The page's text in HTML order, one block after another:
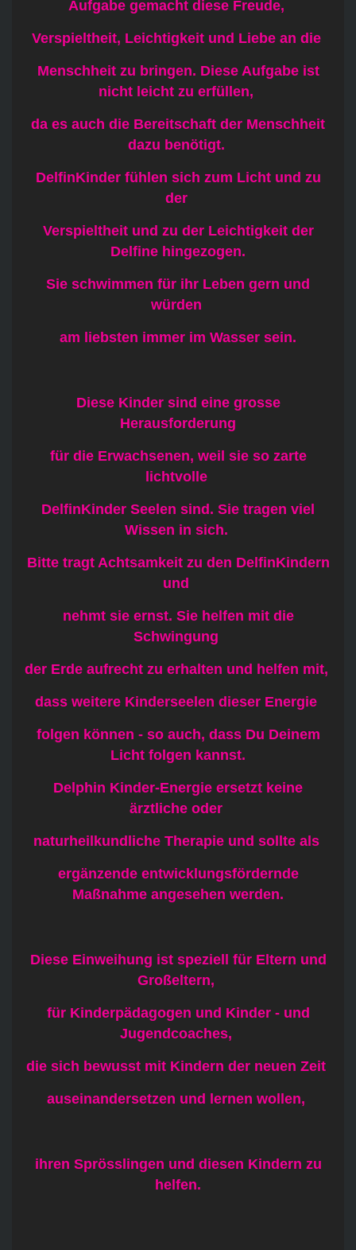
Aufgabe gemacht diese Freude,
Verspieltheit, Leichtigkeit und Liebe an die
Menschheit zu bringen. Diese Aufgabe ist
nicht leicht zu erfüllen,
da es auch die Bereitschaft der Menschheit
dazu benötigt.
DelfinKinder fühlen sich zum Licht und zu
der
Verspieltheit und zu der Leichtigkeit der
Delfine hingezogen.
Sie schwimmen für ihr Leben gern und
würden
am liebsten immer im Wasser sein.
Diese Kinder sind eine grosse
Herausforderung
für die Erwachsenen, weil sie so zarte
lichtvolle
DelfinKinder Seelen sind. Sie tragen viel
Wissen in sich.
Bitte tragt Achtsamkeit zu den DelfinKindern
und
nehmt sie ernst. Sie helfen mit die
Schwingung
der Erde aufrecht zu erhalten und helfen mit,
dass weitere Kinderseelen dieser Energie
folgen können - so auch, dass Du Deinem
Licht folgen kannst.
Delphin Kinder-Energie ersetzt keine
ärztliche oder
naturheilkundliche Therapie und sollte als
ergänzende entwicklungsfördernde
Maßnahme angesehen werden.
Diese Einweihung ist speziell für Eltern und
Großeltern,
für Kinderpädagogen und Kinder - und
Jugendcoaches,
die sich bewusst mit Kindern der neuen Zeit
auseinandersetzen und lernen wollen,
ihren Sprösslingen und diesen Kindern zu
helfen.